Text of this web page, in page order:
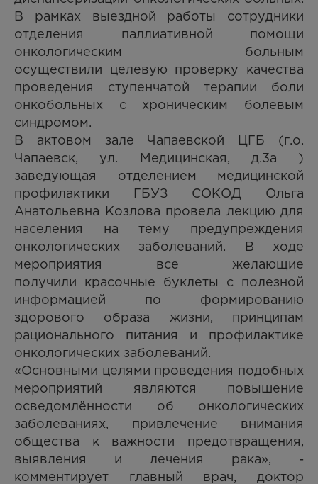
В рамках выездной работы сотрудники
отделения паллиативной помощи
онкологическим больным
осуществили целевую проверку качества
проведения ступенчатой терапии боли
онкобольных с хроническим болевым
синдромом.
В актовом зале Чапаевской ЦГБ (г.о.
Чапаевск, ул. Медицинская, д.3а )
заведующая отделением медицинской
профилактики ГБУЗ СОКОД Ольга
Анатольевна Козлова провела лекцию для
населения на тему предупреждения
онкологических заболеваний. В ходе
мероприятия все желающие
получили красочные буклеты с полезной
информацией по формированию
здорового образа жизни, принципам
рационального питания и профилактике
онкологических заболеваний.
«Основными целями проведения подобных
мероприятий являются повышение
осведомлённости об онкологических
заболеваниях, привлечение внимания
общества к важности предотвращения,
выявления и лечения рака», -
комментирует главный врач, доктор